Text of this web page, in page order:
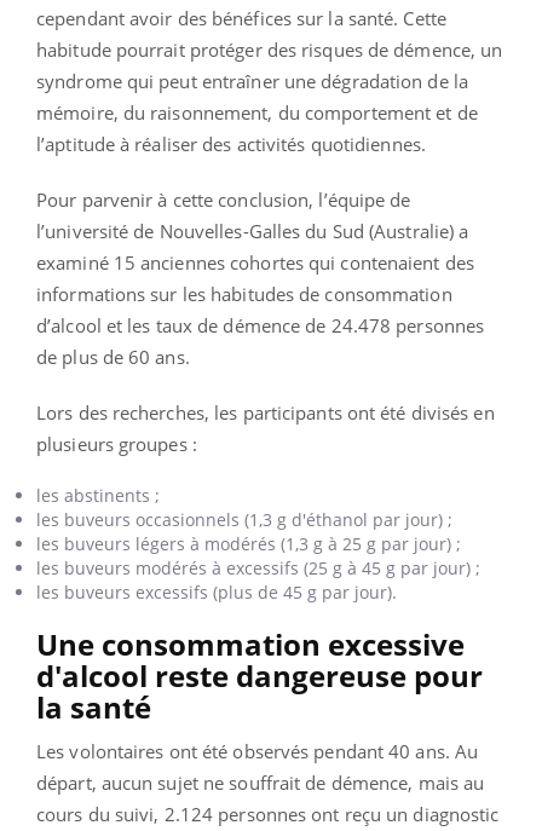
cependant avoir des bénéfices sur la santé. Cette
habitude pourrait protéger des risques de démence, un
syndrome qui peut entraîner une dégradation de la
mémoire, du raisonnement, du comportement et de
l’aptitude à réaliser des activités quotidiennes.
Pour parvenir à cette conclusion, l’équipe de
l’université de Nouvelles-Galles du Sud (Australie) a
examiné 15 anciennes cohortes qui contenaient des
informations sur les habitudes de consommation
d’alcool et les taux de démence de 24.478 personnes
de plus de 60 ans.
Lors des recherches, les participants ont été divisés en
plusieurs groupes :
les abstinents ;
les buveurs occasionnels (1,3 g d'éthanol par jour) ;
les buveurs légers à modérés (1,3 g à 25 g par jour) ;
les buveurs modérés à excessifs (25 g à 45 g par jour) ;
les buveurs excessifs (plus de 45 g par jour).
Une consommation excessive
d'alcool reste dangereuse pour
la santé
Les volontaires ont été observés pendant 40 ans. Au
départ, aucun sujet ne souffrait de démence, mais au
cours du suivi, 2.124 personnes ont reçu un diagnostic